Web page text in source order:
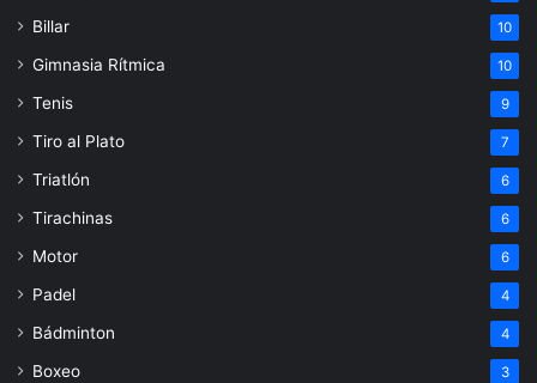
Billar 10
Gimnasia Rítmica 10
Tenis 9
Tiro al Plato 7
Triatlón 6
Tirachinas 6
Motor 6
Padel 4
Bádminton 4
Boxeo 3